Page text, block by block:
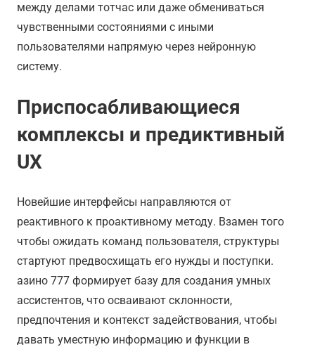
между делами тотчас или даже обмениваться
чувственными состояниями с иными
пользователями напрямую через нейронную
систему.
Приспосабливающиеся
комплексы и предиктивный
UX
Новейшие интерфейсы направляются от
реактивного к проактивному методу. Взамен того
чтобы ожидать команд пользователя, структуры
стартуют предвосхищать его нужды и поступки.
азино 777 формирует базу для создания умных
ассистентов, что осваивают склонности,
предпочтения и контекст задействования, чтобы
давать уместную информацию и функции в